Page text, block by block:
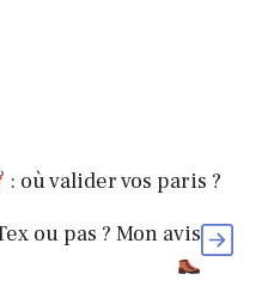
: où valider vos paris ?
ou pas ? Mon avis